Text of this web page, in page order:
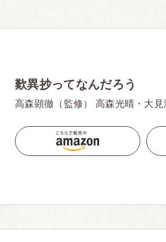
歎異抄ってなんだろう
高森顕徹（監修） 高森光晴・大見